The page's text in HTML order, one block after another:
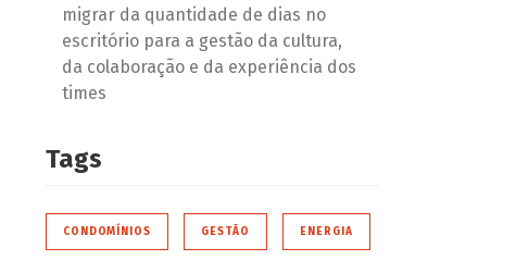
migrar da quantidade de dias no
escritório para a gestão da cultura,
da colaboração e da experiência dos
times
Tags
CONDOMÍNIOS GESTÃO ENERGIA